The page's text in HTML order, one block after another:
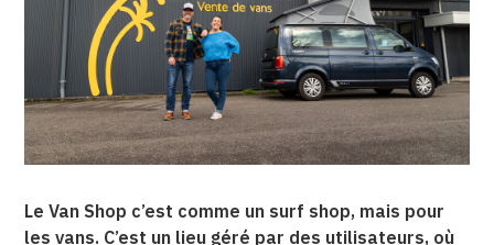
Le Van Shop c’est comme un surf shop, mais pour
les vans. C’est un lieu géré par des utilisateurs, où